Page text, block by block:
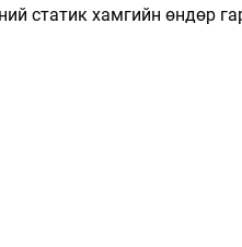
статик хамгийн өндөр